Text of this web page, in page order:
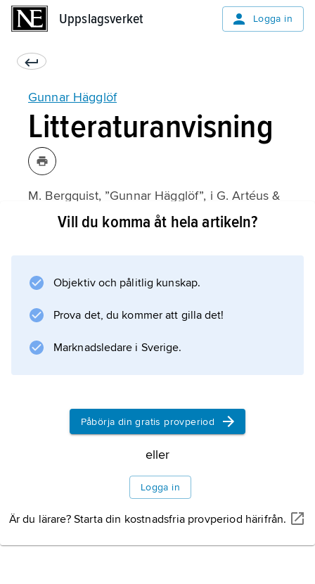
Uppslagsverket Logga in
Gunnar Hägglöf
Litteraturanvisning
M. Bergquist, ”Gunnar Hägglöf”, i G. Artéus &
L. Leifland (utgivare),
Information om artikeln
Vill du komma åt hela artikeln?
Objektiv och pålitlig kunskap.
Prova det, du kommer att gilla det!
Marknadsledare i Sverige.
Påbörja din gratis provperiod
eller
Logga in
Är du lärare? Starta din kostnadsfria provperiod härifrån.